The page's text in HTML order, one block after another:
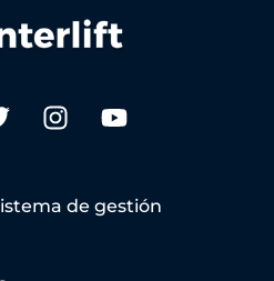
de gestión